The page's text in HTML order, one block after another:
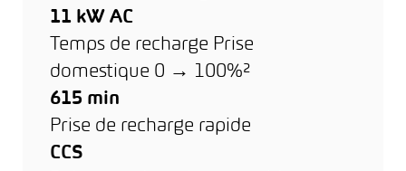
11 kW AC
Temps de recharge Prise
domestique 0 → 100%²
615 min
Prise de recharge rapide
CCS